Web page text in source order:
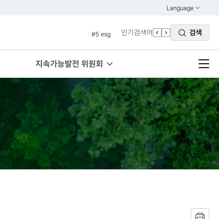
Language
열기
ENGLISH
#5 esg
#7 un
#1 경제
#2 환경
인기검색어 검색
지속가능발전 위원회